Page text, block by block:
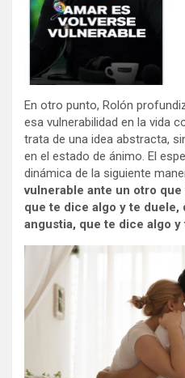
En otro punto, Rolón
esa vulnerabilidad en la vida
trata de una idea abstracta,
en el estado de ánimo. El
dinámica de la siguiente
vulnerable ante un otro
que te dice algo y te duele,
angustia, que te dice algo y